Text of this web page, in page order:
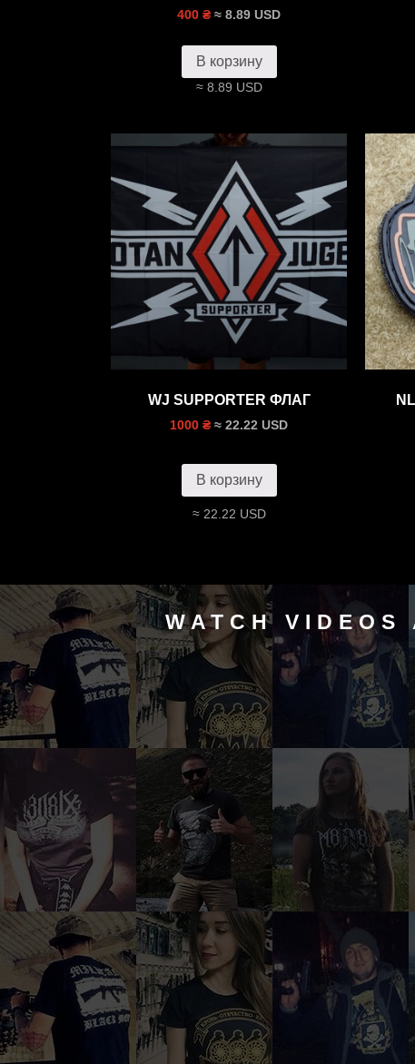
400 ₴ ≈ 8.89 USD
В корзину
≈ 8.89 USD
WJ SUPPORTER ФЛАГ
1000 ₴ ≈ 22.22 USD
В корзину
≈ 22.22 USD
WATCH